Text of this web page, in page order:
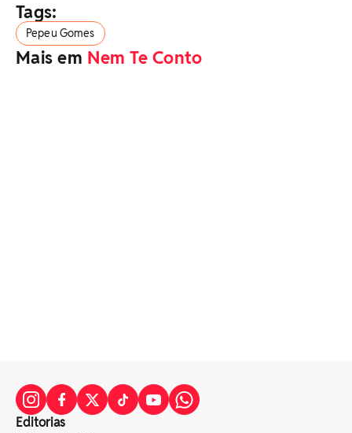
Tags:
Pepeu Gomes
Mais em Nem Te Conto
Editorias